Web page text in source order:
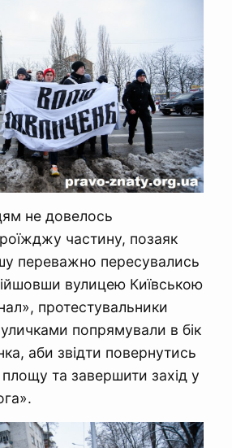
не довелось
частину, позаяк
переважно пересувались
вулицею Київською
протестувальники
попрямували в бік
аби звідти повернутись
та завершити захід у